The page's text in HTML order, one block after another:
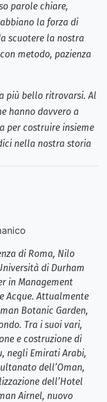
parole chiare,
la forza di
scuotere la nostra
metodo, pazienza
più bello ritrovarsi. Al
hanno davvero a
per costruire insieme
nella nostra storia
di Roma, Nilo
di Durham
in Management
Acque. Attualmente
Botanic Garden,
Tra i suoi vari,
e costruzione di
negli Emirati Arabi,
dell’Oman,
dell’Hotel
Airnel, nuovo